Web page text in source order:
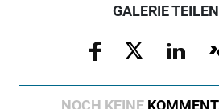
GALERIE
NOCH KEINE